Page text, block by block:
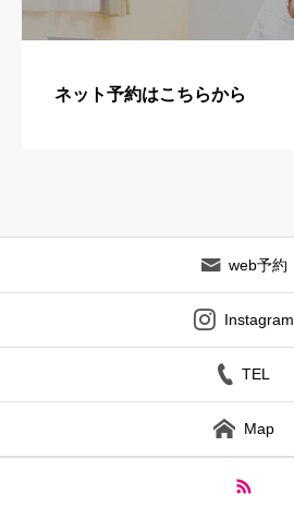
ネット予約はこちらから
web予約
Instagram
TEL
Map